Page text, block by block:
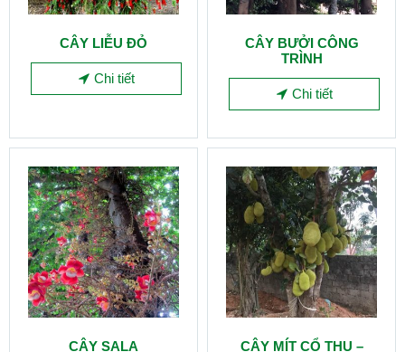
CÂY LIỄU ĐỎ
Chi tiết
CÂY BƯỞI CÔNG
TRÌNH
Chi tiết
CÂY SALA CÂY MÍT CỔ THỤ –